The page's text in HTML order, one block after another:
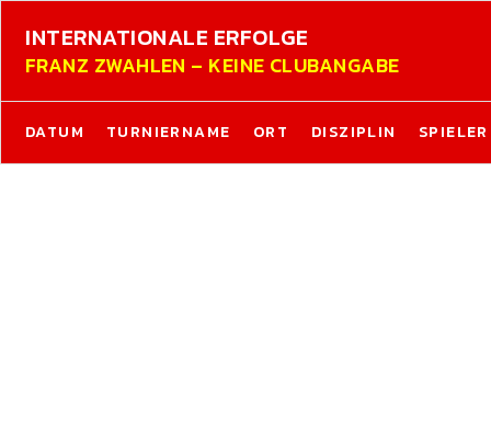
INTERNATIONALE ERFOLGE
FRANZ ZWAHLEN – KEINE CLUBANGABE
DATUM TURNIERNAME ORT DISZIPLIN SPIELER